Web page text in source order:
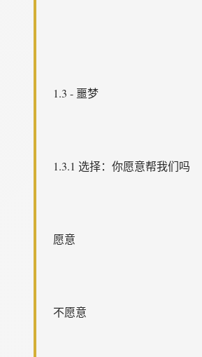
1.3 - 噩梦
1.3.1 选择：你愿意帮我们吗
愿意
不愿意